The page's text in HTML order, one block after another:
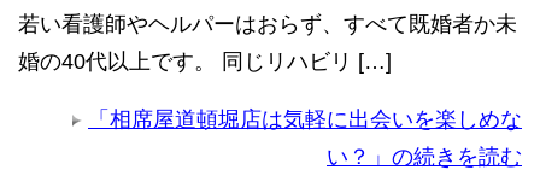
若い看護師やヘルパーはおらず、すべて既婚者か未
婚の40代以上です。 同じリハビリ […]
「相席屋道頓堀店は気軽に出会いを楽しめな
い？」の続きを読む